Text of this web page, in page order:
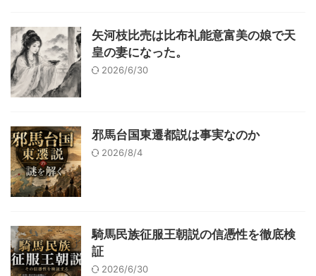
矢河枝比売は比布礼能意富美の娘で天
皇の妻になった。
2026/6/30
邪馬台国東遷都説は事実なのか
2026/8/4
騎馬民族征服王朝説の信憑性を徹底検
証
2026/6/30